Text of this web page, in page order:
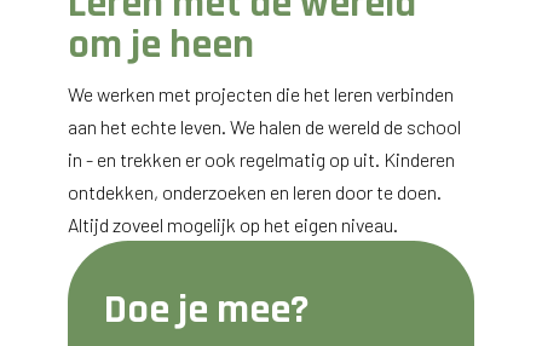
om je heen
We werken met projecten die het leren verbinden
aan het echte leven. We halen de wereld de school
in - en trekken er ook regelmatig op uit. Kinderen
ontdekken, onderzoeken en leren door te doen.
Altijd zoveel mogelijk op het eigen niveau.
Doe je mee?